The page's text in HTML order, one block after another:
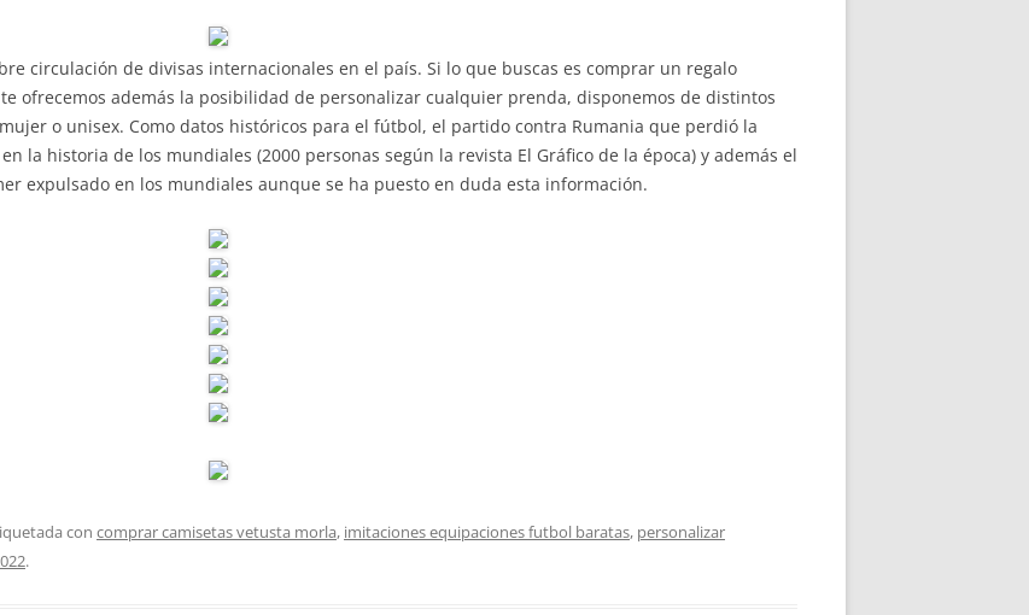
circulación de divisas internacionales en el país. Si lo que buscas es comprar un regalo
ofrecemos además la posibilidad de personalizar cualquier prenda, disponemos de distintos
o unisex. Como datos históricos para el fútbol, el partido contra Rumania que perdió la
la historia de los mundiales (2000 personas según la revista El Gráfico de la época) y además el
expulsado en los mundiales aunque se ha puesto en duda esta información.
con comprar camisetas vetusta morla, imitaciones equipaciones futbol baratas, personalizar
.